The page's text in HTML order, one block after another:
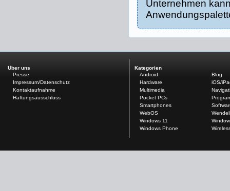
Unternehmen
Über uns
Presse
Impressum/Datenschutz
Kontaktaufnahme
Haftungsausschluss
Kategorien
Android
Blog
Hardware
iOS/
Multimedia
Pocket PCs
Smartphones
WebOS
Windows 11
Windows Phone